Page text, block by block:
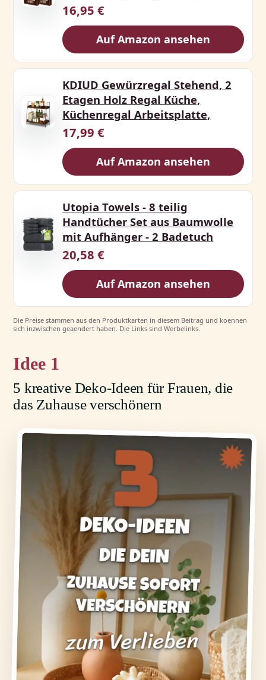
16,95 €
Auf Amazon ansehen
KDIUD Gewürzregal Stehend, 2
Etagen Holz Regal Küche,
Küchenregal Arbeitsplatte,
17,99 €
Auf Amazon ansehen
Utopia Towels - 8 teilig
Handtücher Set aus Baumwolle
mit Aufhänger - 2 Badetuch
20,58 €
Auf Amazon ansehen
Die Preise stammen aus den Produktkarten in diesem Beitrag und koennen
sich inzwischen geaendert haben. Die Links sind Werbelinks.
1
5 kreative Deko-Ideen für Frauen, die
das Zuhause verschönern